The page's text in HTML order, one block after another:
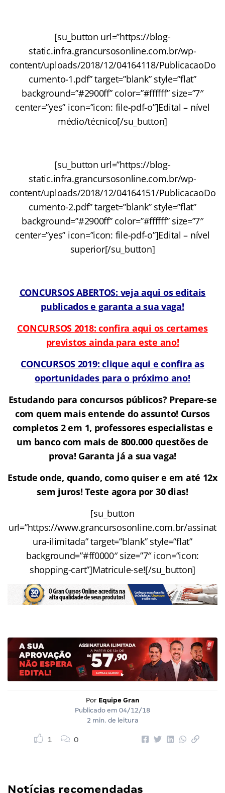
[su_button url=”https://blog-
static.infra.grancursosonline.com.br/wp-
content/uploads/2018/12/04164118/PublicacaoDo
cumento-1.pdf” target=”blank” style=”flat”
background=”#2900ff” color=”#ffffff” size=”7″
center=”yes” icon=”icon: file-pdf-o”]Edital – nível
médio/técnico[/su_button]
[su_button url=”https://blog-
static.infra.grancursosonline.com.br/wp-
content/uploads/2018/12/04164151/PublicacaoDo
cumento-2.pdf” target=”blank” style=”flat”
background=”#2900ff” color=”#ffffff” size=”7″
center=”yes” icon=”icon: file-pdf-o”]Edital – nível
superior[/su_button]
CONCURSOS ABERTOS: veja aqui os editais
publicados e garanta a sua vaga!
CONCURSOS 2018: confira aqui os certames
previstos ainda para este ano!
CONCURSOS 2019: clique aqui e confira as
oportunidades para o próximo ano!
Estudando para concursos públicos? Prepare-se
com quem mais entende do assunto! Cursos
completos 2 em 1, professores especialistas e
um banco com mais de 800.000 questões de
prova! Garanta já a sua vaga!
Estude onde, quando, como quiser e em até 12x
sem juros! Teste agora por 30 dias!
[su_button
url=”https://www.grancursosonline.com.br/assinat
ura-ilimitada” target=”blank” style=”flat”
background=”#ff0000″ size=”7″ icon=”icon:
shopping-cart”]Matricule-se![/su_button]
Por Equipe Gran
Publicado em 04/12/18
2 min. de leitura
1 0
Notícias recomendadas